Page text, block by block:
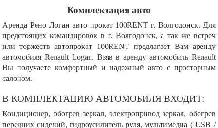
Комплектация авто
Аренда Рено Логан авто прокат 100RENT г. Волгодонск. Для
предстоящих командировок в г. Волгодонск, а так же встреч
или торжеств автопрокат 100RENT предлагает Вам аренду
автомобиля Renault Logan. Взяв в аренду автомобиль Renault
Вы получаете комфортный и надежный авто с просторным
салоном.
В КОМПЛЕКТАЦИЮ АВТОМОБИЛЯ ВХОДИТ:
Кондиционер, обогрев зеркал, электропривод зеркал, обогрев
передних сидений, гидроусилитель руля, мультимедиа ( USB /